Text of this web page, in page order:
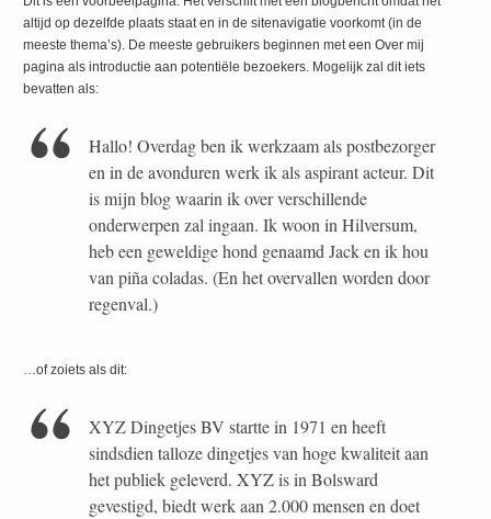
altijd op dezelfde plaats staat en in de sitenavigatie voorkomt (in de
meeste thema’s). De meeste gebruikers beginnen met een Over mij
pagina als introductie aan potentiële bezoekers. Mogelijk zal dit iets
bevatten als:
Hallo! Overdag ben ik werkzaam als postbezorger
en in de avonduren werk ik als aspirant acteur. Dit
is mijn blog waarin ik over verschillende
onderwerpen zal ingaan. Ik woon in Hilversum,
heb een geweldige hond genaamd Jack en ik hou
van piña coladas. (En het overvallen worden door
regenval.)
…of zoiets als dit:
XYZ Dingetjes BV startte in 1971 en heeft
sindsdien talloze dingetjes van hoge kwaliteit aan
het publiek geleverd. XYZ is in Bolsward
gevestigd, biedt werk aan 2.000 mensen en doet